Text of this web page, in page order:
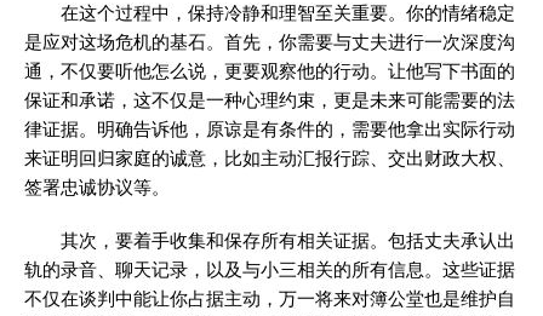
在这个过程中，保持冷静和理智至关重要。你的情绪稳定
是应对这场危机的基石。首先，你需要与丈夫进行一次深度沟
通，不仅要听他怎么说，更要观察他的行动。让他写下书面的
保证和承诺，这不仅是一种心理约束，更是未来可能需要的法
律证据。明确告诉他，原谅是有条件的，需要他拿出实际行动
来证明回归家庭的诚意，比如主动汇报行踪、交出财政大权、
签署忠诚协议等。
其次，要着手收集和保存所有相关证据。包括丈夫承认出
轨的录音、聊天记录，以及与小三相关的所有信息。这些证据
不仅在谈判中能让你占据主动，万一将来对簿公堂也是维护自